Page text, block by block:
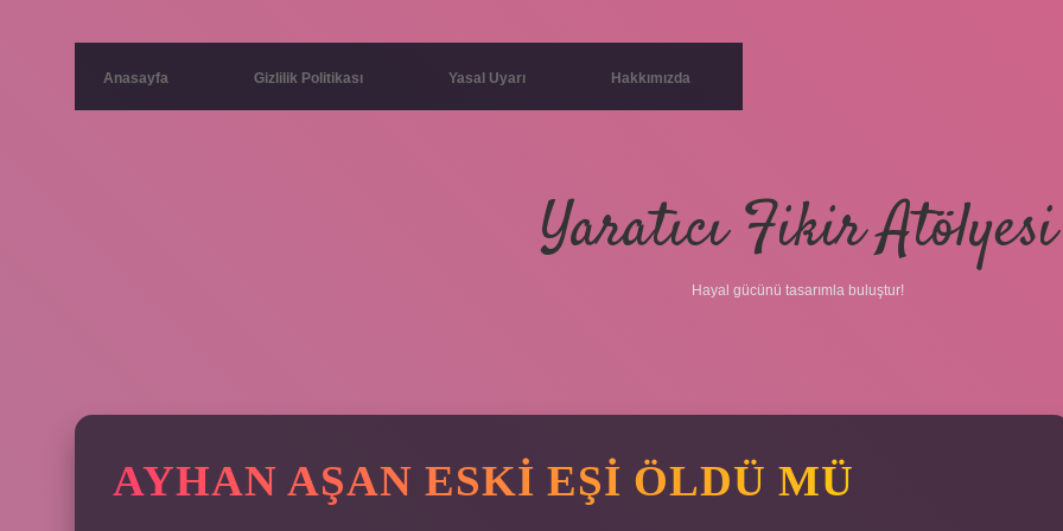
Anasayfa Gizlilik Politikası Yasal Uyarı Hakkımızda
Yaratıcı Fikir Atölyesi
Hayal gücünü tasarımla buluştur!
AYHAN AŞAN ESKI EŞI ÖLDÜ MÜ